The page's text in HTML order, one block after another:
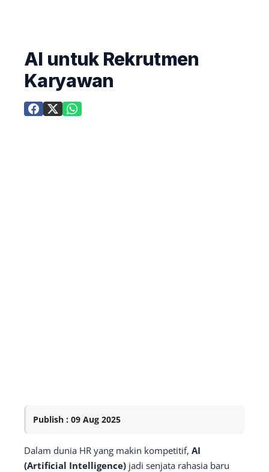
AI untuk Rekrutmen
Karyawan
Publish : 09 Aug 2025
Dalam dunia HR yang makin kompetitif, AI
(Artificial Intelligence) jadi senjata rahasia baru